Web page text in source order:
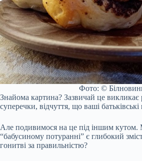
Фото: ©
Знайома картина? Зазвичай це викликає
суперечки, відчуття, що ваші
Але подивимося на це під іншим
“бабусиному потуранні” є глибокий
гонитві за правильністю?